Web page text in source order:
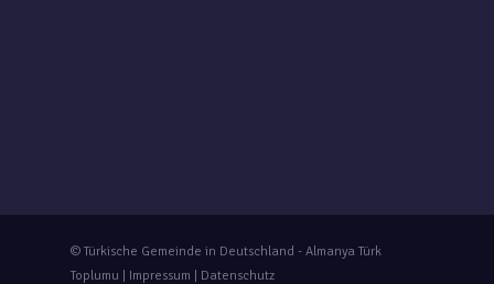
© Türkische Gemeinde in Deutschland - Almanya Türk
Toplumu | Impressum Datenschutz